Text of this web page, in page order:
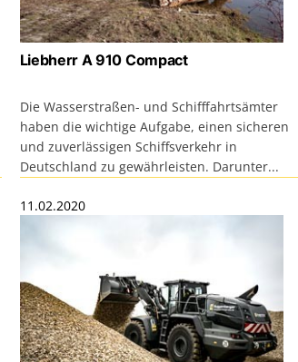
Liebherr A 910 Compact
Die Wasserstraßen- und Schifffahrtsämter
haben die wichtige Aufgabe, einen sicheren
und zuverlässigen Schiffsverkehr in
Deutschland zu gewährleisten. Darunter...
11.02.2020